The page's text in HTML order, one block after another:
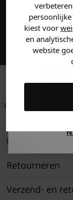
kiest voor
en
website
Maak
Betaal achteraf met
Klantenservice
Retourneren
Verzend- en